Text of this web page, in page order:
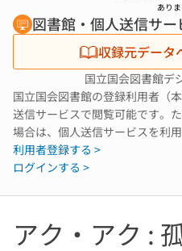
あり
図書館・個人送信サ
収録元データ
国立国会図書館デ
国立国会図書館の登録利用者（
送信サービスで閲覧可能です。
場合は、個人送信サービスを利用
利用者登録する >
ログインする >
アク・アク :